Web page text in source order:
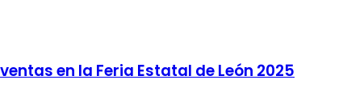
en la Feria Estatal de León 2025